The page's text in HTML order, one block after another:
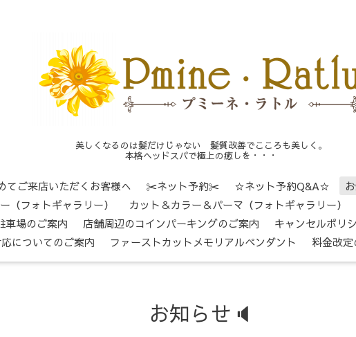
美しくなるのは髪だけじゃない 髪質改善でこころも美しく。
本格ヘッドスパで極上の癒しを・・・
てご来店いただくお客様へ ✂ネット予約✂ ☆ネット予約Q&A☆
（フォトギャラリー）
カット＆カラー＆パーマ（フォトギャラリー）
車場のご案内 店舗周辺のコインパーキングのご案内
キャンセルポリ
についてのご案内 ファーストカットメモリアルペンダント 料金改
お知らせ🔈